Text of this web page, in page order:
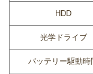
HDD
光学ドライブ
バッテリー駆動時